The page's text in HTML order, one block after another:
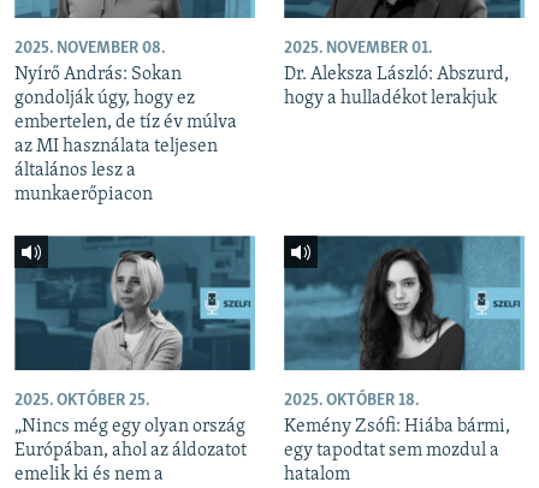
2025. NOVEMBER 08.
Nyírő András: Sokan
gondolják úgy, hogy ez
embertelen, de tíz év múlva
az MI használata teljesen
általános lesz a
munkaerőpiacon
2025. NOVEMBER 01.
Dr. Aleksza László: Abszurd,
hogy a hulladékot lerakjuk
2025. OKTÓBER 25.
„Nincs még egy olyan ország
Európában, ahol az áldozatot
emelik ki és nem a
2025. OKTÓBER 18.
Kemény Zsófi: Hiába bármi,
egy tapodtat sem mozdul a
hatalom